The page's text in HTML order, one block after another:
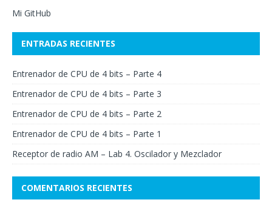
Mi GitHub
ENTRADAS RECIENTES
Entrenador de CPU de 4 bits – Parte 4
Entrenador de CPU de 4 bits – Parte 3
Entrenador de CPU de 4 bits – Parte 2
Entrenador de CPU de 4 bits – Parte 1
Receptor de radio AM – Lab 4. Oscilador y Mezclador
COMENTARIOS RECIENTES